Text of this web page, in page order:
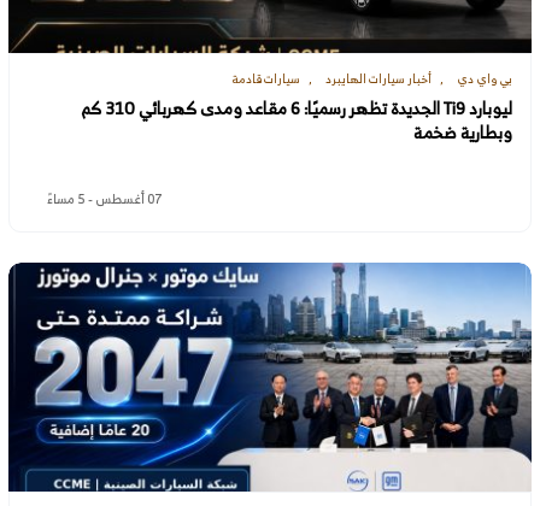
بي واي دي أخبار سيارات الهايبرد سيارات قادمة
ليوبارد Ti9 الجديدة تظهر رسميًا: 6 مقاعد ومدى كهربائي 310 كم
وبطارية ضخمة
07 أغسطس - 5 مساءً